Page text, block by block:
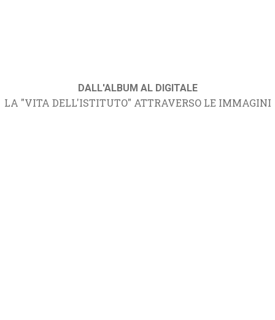
DALL'ALBUM AL DIGITALE
LA "VITA DELL'ISTITUTO" ATTRAVERSO LE IMMAGINI